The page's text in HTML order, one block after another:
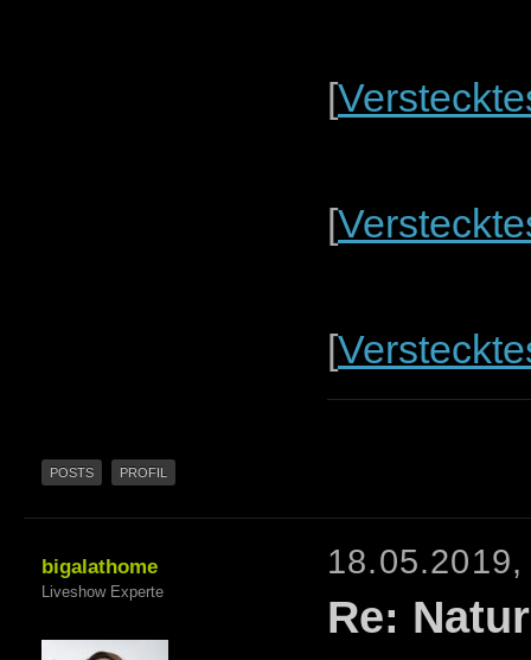
[
[
[
POSTS PROFIL
bigalathome
Liveshow Experte Re: